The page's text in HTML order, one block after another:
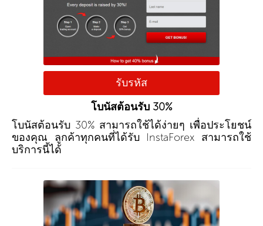
รับรหัส
โบนัสต้อนรับ 30%
โบนัสต้อนรับ 30% สามารถใช้ได้ง่ายๆ เพื่อประโยชน์
ของคุณ ลูกค้าทุกคนที่ได้รับ InstaForex สามารถใช้
บริการนี้ได้